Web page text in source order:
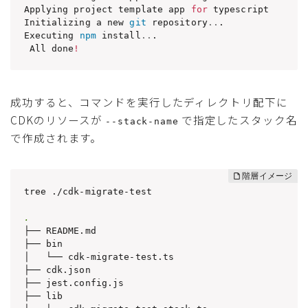
Applying project template app for typescript
Initializing a new git repository.. .
Executing npm install .. .
All done !
成功すると、コマンドを実行したディレクトリ配下に
CDKのリソースが --stack-name で指定したスタック名
で作成されます。
tree ./cdk-migrate-test
.
├── README.md
├── bin
│   └── cdk-migrate-test.ts
├── cdk.json
├── jest.config.js
├── lib